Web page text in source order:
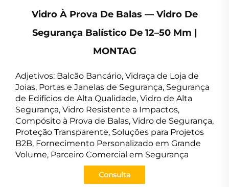
Vidro À Prova De Balas — Vidro De
Segurança Balístico De 12–50 Mm |
MONTAG
Adjetivos: Balcão Bancário, Vidraça de Loja de
Joias, Portas e Janelas de Segurança, Segurança
de Edifícios de Alta Qualidade, Vidro de Alta
Segurança, Vidro Resistente a Impactos,
Compósito à Prova de Balas, Vidro de Segurança,
Proteção Transparente, Soluções para Projetos
B2B, Fornecimento Personalizado em Grande
Volume, Parceiro Comercial em Segurança
Consulta